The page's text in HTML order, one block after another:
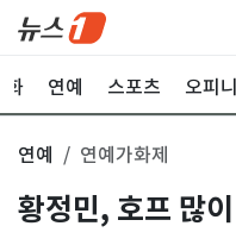
화 연예 스포츠 오피
연예 연예가화제
황정민, 호프 많